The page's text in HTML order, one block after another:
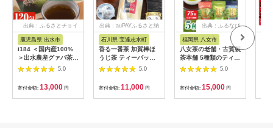
出典：ふるさとチョイ
鹿児島県 出水市
i184 ＜国内産100%
＞出水農産グァバ茶
快然王(30包×4袋)グァ
バ葉のポリフェノール
そのままに！ノンカフ
ェインだから子供から
大人まで！ お茶 茶 国
5.0
寄付金額: 13,000 円
出典：auPAYふるさと納
石川県 宝達志水町
香る一番茶 加賀棒ほ
うじ茶 ティーバッグ
(3g×13個)3袋セット
[有限会社油谷製茶 石
川県 宝達志水町
38600786] お茶 ティ
ーパック ほうじちゃ
5.0
寄付金額: 11,000 円
出典：ふるなび
福岡県 八女市
八女茶の老舗・古賀製
茶本舗 5種類のティー
バッグ たっぷり75包
入り 茶 お茶 日本茶
緑茶 八女茶 飲み比べ
玉露 煎茶 ほうじ茶 和
紅茶 玄米茶 福岡県 八
5.0
寄付金額: 15,000 円